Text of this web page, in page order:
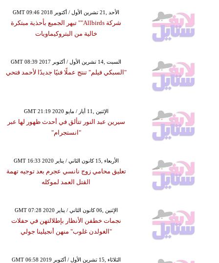
GMT 09:46 2018 الأحد ,21 تشرين الأول / أكتوبر
شركة Allbirds"" تبهر الجميع بأحذية مبتكرة
خالية من البتروكيماويات
GMT 08:39 2017 السبت ,14 تشرين الأول / أكتوبر
"السبكي فيلم" تنتج عملًا فنيًا جديدًا لأحمد فتحي
GMT 21:19 2020 الإثنين ,11 أيار / مايو
سيرين عبد النور تتألق في أحدث ظهور لها عبر
"انستجرام"
GMT 16:33 2020 الأربعاء ,15 كانون الثاني / يناير
تعليق محامي زوج نانسي عجرم بعد توجيه تهمة
القتل العمد لموكله
GMT 07:28 2020 الإثنين ,06 كانون الثاني / يناير
نجمات خطفن الأنظار بإطلالتهن في حفلات
"الغولدن غلوب" منهن أنجيلينا جولي
GMT 06:58 2019 الثلاثاء ,15 تشرين الأول / أكتوبر